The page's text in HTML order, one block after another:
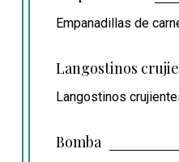
Empanadillas de
Langostinos
Langostinos
Bomba